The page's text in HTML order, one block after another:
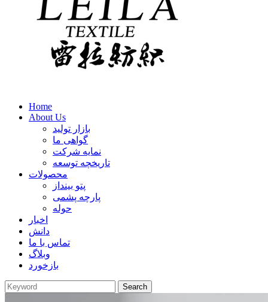
Home
About Us
بازار تولید
گواهی ما
نمایه شرکت
تاریخچه توسعه
محصولات
پتو بینداز
پارچه پشمی
حوله
اخبار
دانش
تماس با ما
وبلاگ
بازخورد